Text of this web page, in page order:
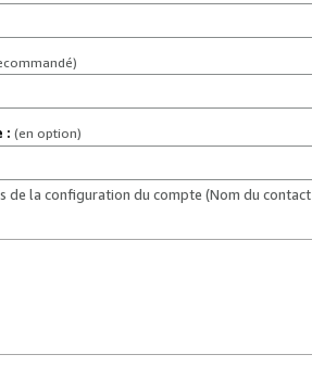
: (en option)
de la configuration du compte (Nom du